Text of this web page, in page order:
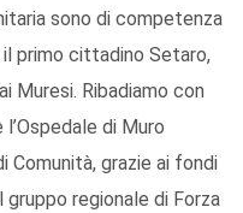
sono di competenza
il primo cittadino Setaro,
Muresi. Ribadiamo con
di Muro
Comunità, grazie ai fondi
regionale di Forza